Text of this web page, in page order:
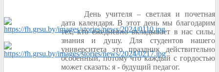
День учителя – светлая и почетная
дата календаря. В этот день мы благодарим
тех, кто ежедневно вкладывает в нас силы,
знания и душу. Для студентов нашего
университета это праздник действительно
особенный, потому что каждый с гордостью
может сказать: я - будущий педагог.